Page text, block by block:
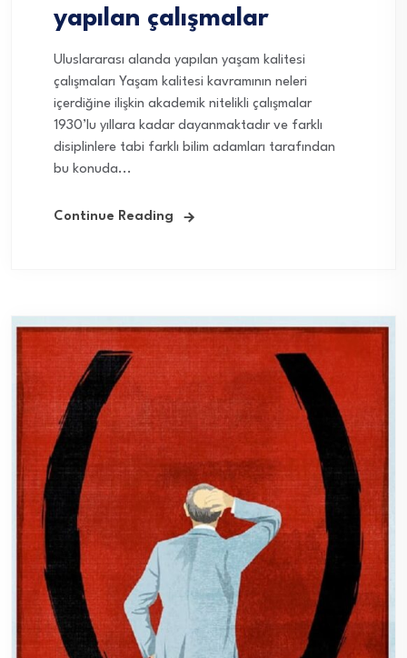
yapılan çalışmalar
Uluslararası alanda yapılan yaşam kalitesi
çalışmaları Yaşam kalitesi kavramının neleri
içerdiğine ilişkin akademik nitelikli çalışmalar
1930’lu yıllara kadar dayanmaktadır ve farklı
disiplinlere tabi farklı bilim adamları tarafından
bu konuda...
Continue Reading